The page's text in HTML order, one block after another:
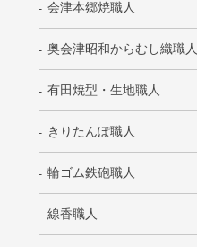
会津本郷焼職人
奥会津昭和からむし織職人
有田焼型・生地職人
きりたんぽ職人
輪ゴム鉄砲職人
線香職人